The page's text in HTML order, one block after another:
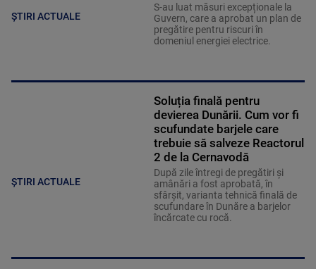
ȘTIRI ACTUALE
S-au luat măsuri excepționale la
Guvern, care a aprobat un plan de
pregătire pentru riscuri în
domeniul energiei electrice.
ȘTIRI ACTUALE
Soluția finală pentru
devierea Dunării. Cum vor fi
scufundate barjele care
trebuie să salveze Reactorul
2 de la Cernavodă
După zile întregi de pregătiri și
amânări a fost aprobată, în
sfârșit, varianta tehnică finală de
scufundare în Dunăre a barjelor
încărcate cu rocă.